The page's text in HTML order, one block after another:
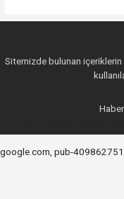
Sitemizde bulunan içeriklerin
Haber
google.com, pub-